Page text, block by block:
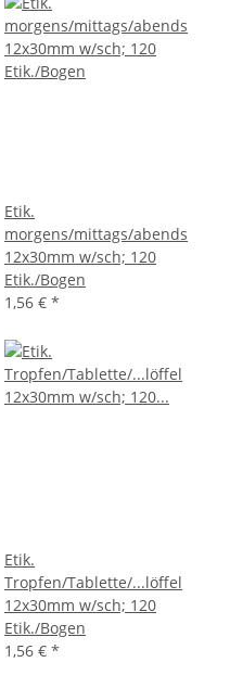
Etik.
morgens/mittags/abends
12x30mm w/sch; 120
Etik./Bogen
1,56 € *
Etik.
Tropfen/Tablette/...löffel
12x30mm w/sch; 120
Etik./Bogen
1,56 € *